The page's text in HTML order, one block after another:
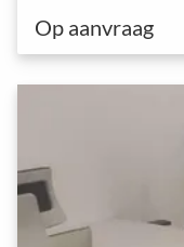
Op aanvraag